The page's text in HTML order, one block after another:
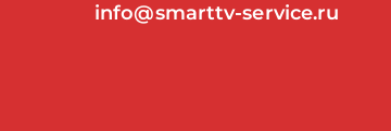
info@smarttv-service.ru